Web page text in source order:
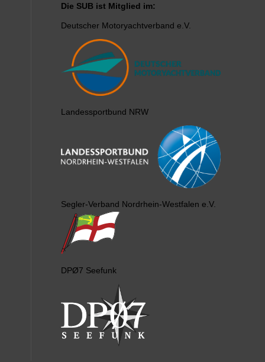
Die SUB ist Mitglied im:
Deutscher Motoryachtverband e.V.
Landessportbund NRW
Segler-Verband Nordrhein-Westfalen e.V.
DPØ7 Seefunk